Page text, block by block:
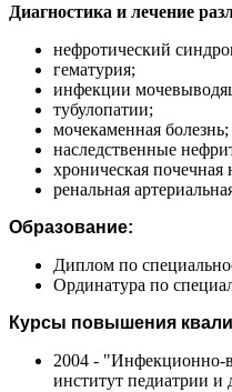
Диагностика и лечение
нефротический
гематурия;
инфекции
тубулопатии;
мочекаменная болезнь;
наследственные
хроническая почечная
ренальная
Образование:
Диплом по
Ординатура по
Курсы повышения
2004 - "Инфекционно-
институт педиатрии и